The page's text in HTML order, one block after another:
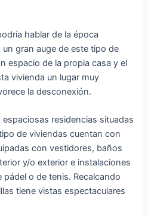
hablar de la época
gran auge de este tipo de
espacio de la propia casa y el
vivienda un lugar muy
la desconexión.
residencias situadas
de viviendas cuentan con
con vestidores, baños
y/o exterior e instalaciones
o de tenis. Recalcando
tiene vistas espectaculares